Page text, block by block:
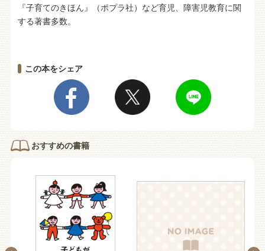
『子育てのきほん』（ポプラ社）など育児、障害児教育に関
する著書多数。
この本をシェア
おすすめの書籍